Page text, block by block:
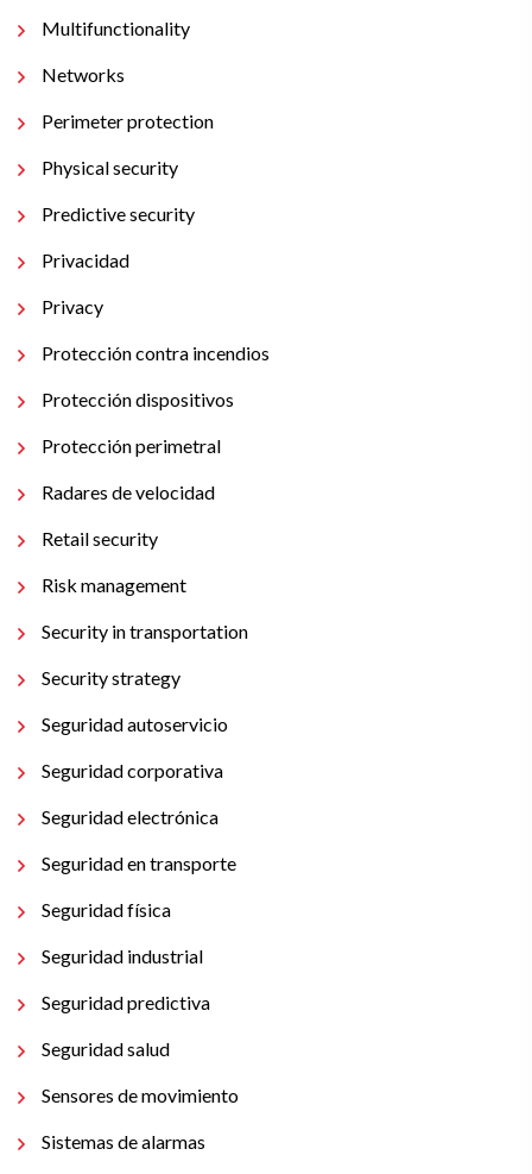
Multifunctionality
Networks
Perimeter protection
Physical security
Predictive security
Privacidad
Privacy
Protección contra incendios
Protección dispositivos
Protección perimetral
Radares de velocidad
Retail security
Risk management
Security in transportation
Security strategy
Seguridad autoservicio
Seguridad corporativa
Seguridad electrónica
Seguridad en transporte
Seguridad física
Seguridad industrial
Seguridad predictiva
Seguridad salud
Sensores de movimiento
Sistemas de alarmas